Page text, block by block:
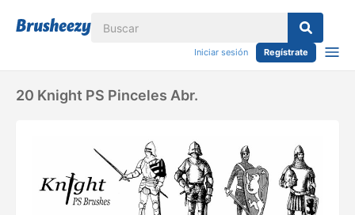
Iniciar sesión Regístrate
20 Knight PS Pinceles Abr.